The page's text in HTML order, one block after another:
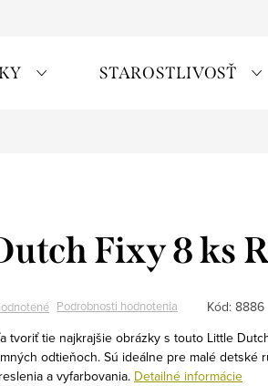
STAROSTLIVOSŤ
Fixy 8 ks
Podrobnosti hodnotenia Kód: 8886
tvoriť tie najkrajšie obrázky s touto Little
odtieňoch. Sú ideálne pre malé detské
a vyfarbovania. Detailné informácie